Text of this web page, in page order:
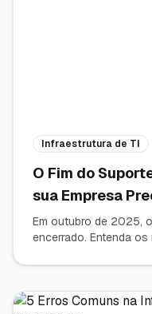
Infraestrutura de TI
O Fim do
sua Empresa
Em outubro de 2025,
encerrado. Entenda
software é vital para a